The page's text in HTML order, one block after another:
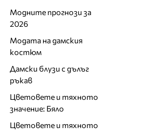
Модните прогнози за
2026
Модата на дамския
костюм
Дамски блузи с дълъг
ръкав
Цветовете и тяхното
значение: Бяло
Цветовете и тяхното